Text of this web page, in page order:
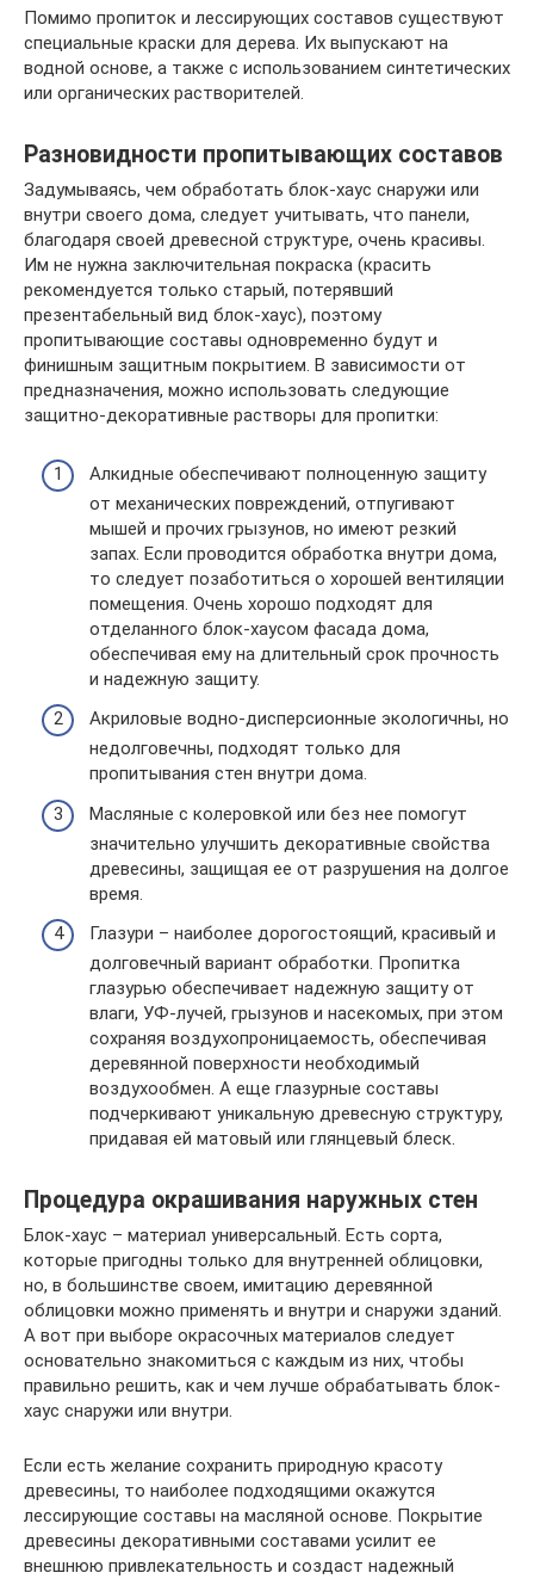
Помимо пропиток и лессирующих составов существуют
специальные краски для дерева. Их выпускают на
водной основе, а также с использованием синтетических
или органических растворителей.
Разновидности пропитывающих составов
Задумываясь, чем обработать блок-хаус снаружи или
внутри своего дома, следует учитывать, что панели,
благодаря своей древесной структуре, очень красивы.
Им не нужна заключительная покраска (красить
рекомендуется только старый, потерявший
презентабельный вид блок-хаус), поэтому
пропитывающие составы одновременно будут и
финишным защитным покрытием. В зависимости от
предназначения, можно использовать следующие
защитно-декоративные растворы для пропитки:
Алкидные обеспечивают полноценную защиту
от механических повреждений, отпугивают
мышей и прочих грызунов, но имеют резкий
запах. Если проводится обработка внутри дома,
то следует позаботиться о хорошей вентиляции
помещения. Очень хорошо подходят для
отделанного блок-хаусом фасада дома,
обеспечивая ему на длительный срок прочность
и надежную защиту.
Акриловые водно-дисперсионные экологичны, но
недолговечны, подходят только для
пропитывания стен внутри дома.
Масляные с колеровкой или без нее помогут
значительно улучшить декоративные свойства
древесины, защищая ее от разрушения на долгое
время.
Глазури – наиболее дорогостоящий, красивый и
долговечный вариант обработки. Пропитка
глазурью обеспечивает надежную защиту от
влаги, УФ-лучей, грызунов и насекомых, при этом
сохраняя воздухопроницаемость, обеспечивая
деревянной поверхности необходимый
воздухообмен. А еще глазурные составы
подчеркивают уникальную древесную структуру,
придавая ей матовый или глянцевый блеск.
Процедура окрашивания наружных стен
Блок-хаус – материал универсальный. Есть сорта,
которые пригодны только для внутренней облицовки,
но, в большинстве своем, имитацию деревянной
облицовки можно применять и внутри и снаружи зданий.
А вот при выборе окрасочных материалов следует
основательно знакомиться с каждым из них, чтобы
правильно решить, как и чем лучше обрабатывать блок-
хаус снаружи или внутри.
Если есть желание сохранить природную красоту
древесины, то наиболее подходящими окажутся
лессирующие составы на масляной основе. Покрытие
древесины декоративными составами усилит ее
внешнюю привлекательность и создаст надежный